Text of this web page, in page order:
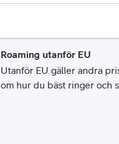
Roaming utanför EU
Utanför EU gäller andra
om hur du bäst ringer och